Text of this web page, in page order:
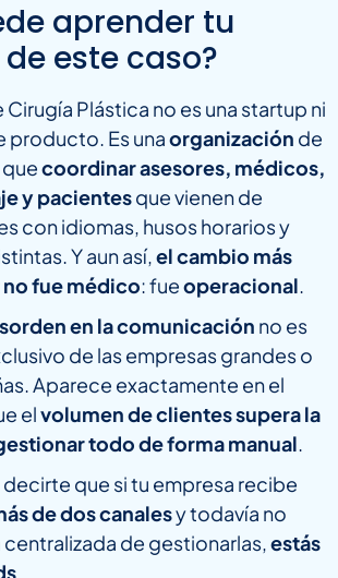
aprender tu
este caso?
Cirugía Plástica no es una startup ni
producto. Es unaorganización de
coordinar asesores, médicos,
y pacientesque vienen de
con idiomas, husos horarios y
Y aun así,el cambio más
fue médico: fueoperacional.
en la comunicación no es
de las empresas grandes o
Aparece exactamente en el
elvolumen de clientes supera la
todo de forma manual.
que si tu empresa recibe
de dos canalesy todavía no
de gestionarlas,estás